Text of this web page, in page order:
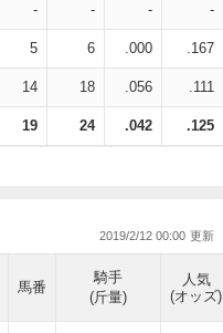
- - - -
5 6 .000 .167
14 18 .056 .111
19 24 .042 .125
2019/2/12 00:00
馬番
騎手
(斤量)
人気
(オッズ)